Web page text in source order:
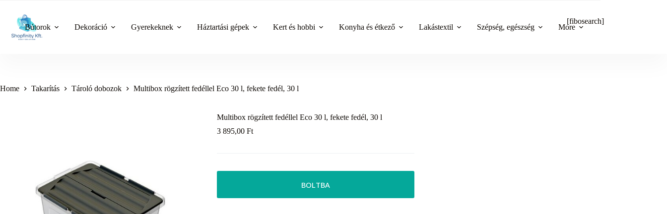
content
Bútorok Dekoráció Gyerekeknek Háztartási gépek Kert és hobbi Konyha és étkező Lakástextil Szépség, egészség More
[fibosearch]
Home Takarítás Tároló dobozok Multibox rögzített fedéllel Eco 30 l, fekete fedél, 30 l
Multibox rögzített fedéllel Eco 30 l, fekete fedél, 30 l
3 895,00Ft
BOLTBA